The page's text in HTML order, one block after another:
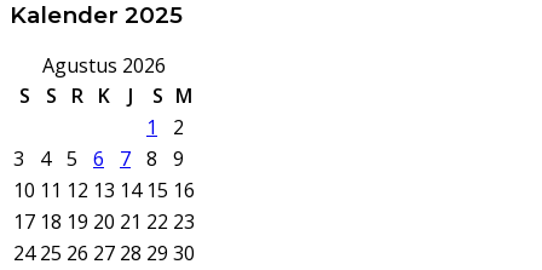
Kalender 2025
Agustus 2026
S
S R K J S M
1
2
3
4 5 6 7 8
9
10 11 12 13 14 15 16
17 18 19 20 21 22 23
24 25 26 27 28 29 30